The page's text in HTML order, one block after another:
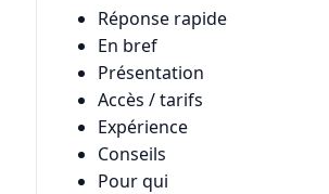
Réponse rapide
En bref
Présentation
Accès / tarifs
Expérience
Conseils
Pour qui